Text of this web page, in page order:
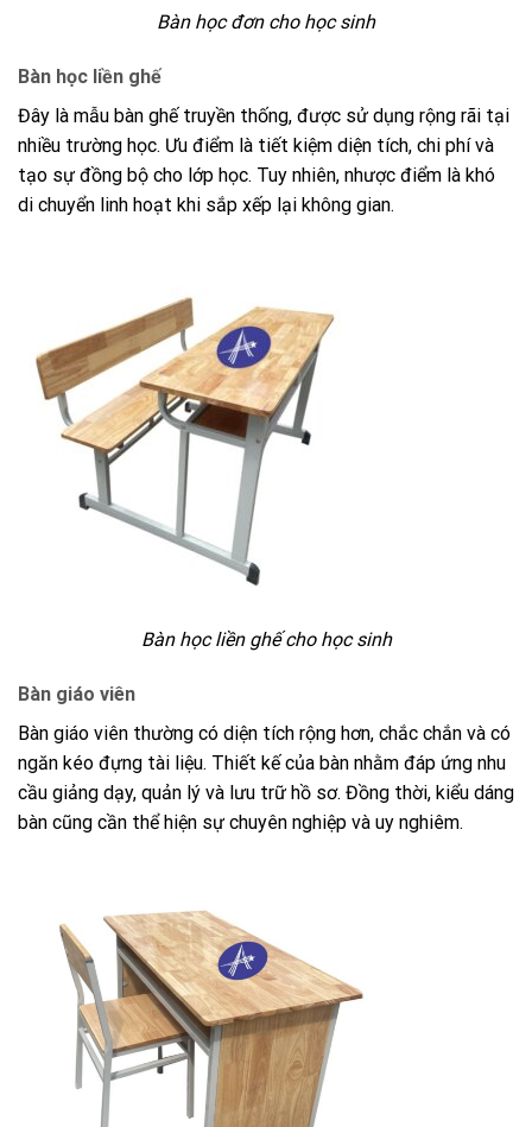
Bàn học đơn cho học sinh
Bàn học liền ghế
Đây là mẫu bàn ghế truyền thống, được sử dụng rộng rãi tại
nhiều trường học. Ưu điểm là tiết kiệm diện tích, chi phí và
tạo sự đồng bộ cho lớp học. Tuy nhiên, nhược điểm là khó
di chuyển linh hoạt khi sắp xếp lại không gian.
Bàn học liền ghế cho học sinh
Bàn giáo viên
Bàn giáo viên thường có diện tích rộng hơn, chắc chắn và có
ngăn kéo đựng tài liệu. Thiết kế của bàn nhằm đáp ứng nhu
cầu giảng dạy, quản lý và lưu trữ hồ sơ. Đồng thời, kiểu dáng
bàn cũng cần thể hiện sự chuyên nghiệp và uy nghiêm.